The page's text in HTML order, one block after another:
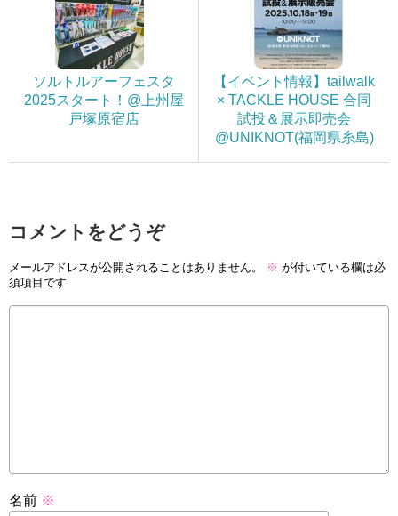
ソルトルアーフェスタ
2025スタート！@上州屋
戸塚原宿店
【イベント情報】tailwalk
× TACKLE HOUSE 合同
試投＆展示即売会
@UNIKNOT(福岡県糸島)
コメントをどうぞ
メールアドレスが公開されることはありません。 ※ が付いている欄は必
須項目です
名前 ※